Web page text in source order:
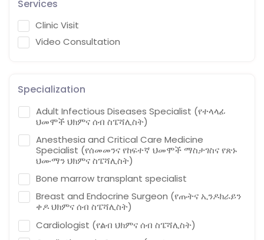
Services
Clinic Visit
Video Consultation
Specialization
Adult Infectious Diseases Specialist (የተላላፊ
ህመሞች ህክምና ሰብ ስፔሻሊስት)
Anesthesia and Critical Care Medicine
Specialist (የሰመመንና የከፍተኛ ህመሞች ማስታገስና የጽኑ
ህሙማን ህክምና ስፔሻሊስት)
Bone marrow transplant specialist
Breast and Endocrine Surgeon (የጡትና ኢንዶክራይን
ቀዶ ህክምና ሰብ ስፔሻሊስት)
Cardiologist (የልብ ህክምና ሰብ ስፔሻሊስት)